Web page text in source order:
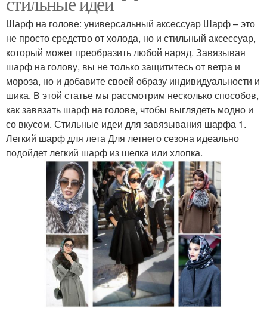
Шарф на голове: универсальный аксессуар Шарф – это
не просто средство от холода, но и стильный аксессуар,
который может преобразить любой наряд. Завязывая
шарф на голову, вы не только защититесь от ветра и
мороза, но и добавите своей образу индивидуальности и
шика. В этой статье мы рассмотрим несколько способов,
как завязать шарф на голове, чтобы выглядеть модно и
со вкусом. Стильные идеи для завязывания шарфа 1.
Легкий шарф для лета Для летнего сезона идеально
подойдет легкий шарф из шелка или хлопка.